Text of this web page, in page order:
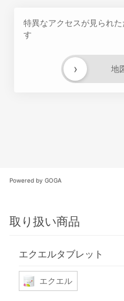
特異なアクセスが見られ
す
地
›
Powered by GOGA
取り扱い商品
エクエルタブレット
エクエル